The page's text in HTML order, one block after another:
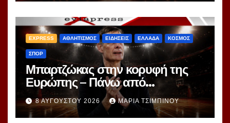
EXPRESS ΑΘΛΗΤΙΣΜΟΣ ΕΙΔΗΣΕΙΣ ΕΛΛΑΔΑ ΚΟΣΜΟΣ
ΣΠΟΡ
Μπαρτζώκας στην κορυφή της
Ευρώπης – Πάνω από
Γιασικεβίτσιους και
Ομπράντοβιτς στο power
8 ΑΥΓΟΎΣΤΟΥ 2026 ΜΑΡΊΑ ΤΣΙΜΠΙΝΟΎ